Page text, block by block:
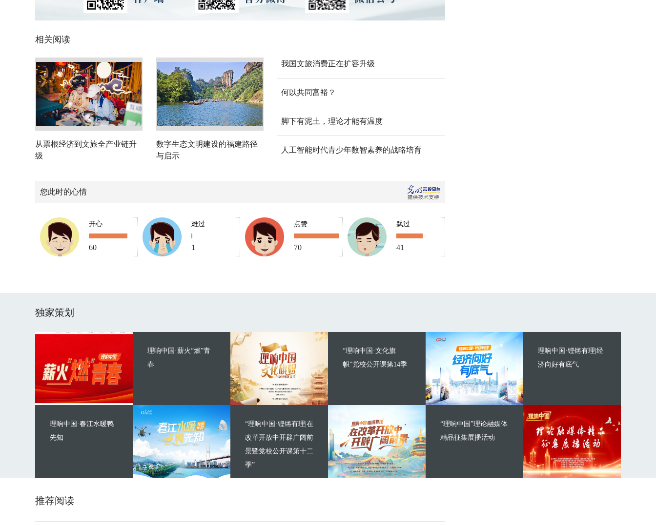
相关阅读
从票根经济到文旅全产业链升
级
数字生态文明建设的福建路径
与启示
我国文旅消费正在扩容升级
何以共同富裕？
脚下有泥土，理论才能有温度
人工智能时代青少年数智素养的战略培育
您此时的心情
开心
60
难过
1
点赞
70
飘过
41
独家策划
理响中国·薪火“燃”青
春
理响中国·春江水暖鸭
先知
“理响中国·文化旗
帜”党校公开课第14季
“理响中国·铿锵有理|在
改革开放中开辟广阔前
景暨党校公开课第十二
季”
理响中国·铿锵有理|经
济向好有底气
“理响中国”理论融媒体
精品征集展播活动
推荐阅读